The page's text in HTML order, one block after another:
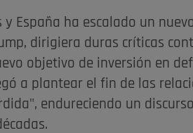
España ha escalado un
dirigiera duras críticas
objetivo de inversión en
a plantear el fin de las
endureciendo un